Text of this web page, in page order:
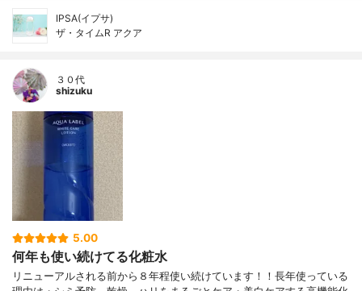
IPSA(イプサ)
ザ・タイムR アクア
３０代
shizuku
5.00
何年も使い続けてる化粧水
リニューアルされる前から８年程使い続けています！！長年使っている